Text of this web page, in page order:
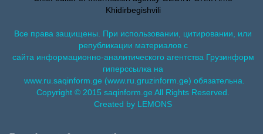
Khidirbegishvili
Все права защищены. При использовании, цитировании, или
републикации материалов с
сайта информационно-аналитического агентства Грузинформ
гиперссылка на
www.ru.saqinform.ge (www.ru.gruzinform.ge) обязательна.
Copyright © 2015 saqinform.ge All Rights Reserved.
Created by LEMONS